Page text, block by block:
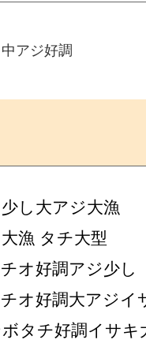
アジ好調
し大アジ大漁
漁 タチ大型
オ好調アジ少し
オ好調大アジイ
タチ好調イサキ